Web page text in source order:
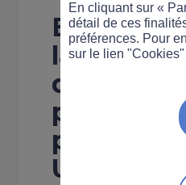
En effet,
la
pour les
pour les
Une
En cliquant sur «
détail de ces
préférences. Pour
sur le lien